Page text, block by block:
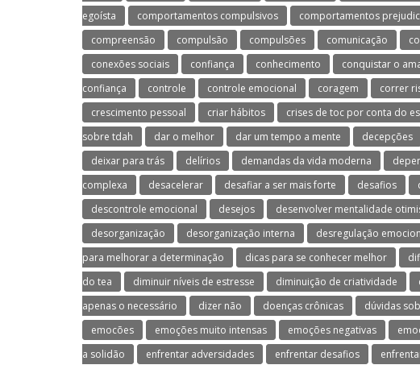
egoísta
comportamentos compulsivos comportamentos
compreensão
compulsão compulsões comunicação
conexões sociais
confiança conhecimento conquistar o
confiança
controle controle emocional coragem correr
crescimento pessoal
criar hábitos crises de toc por conta do
sobre tdah
dar o melhor dar um tempo a mente decepções
deixar para trás
delírios demandas da vida moderna
complexa
desacelerar desafiar a ser mais forte desafios
descontrole emocional
desejos desenvolver mentalidade
desorganização
desorganização interna desregulação
para melhorar a determinação
dicas para se conhecer melhor
do tea
diminuir níveis de estresse diminuição de criatividade
apenas o necessário
dizer não doenças crônicas dúvidas
emocões
emoções muito intensas emoções negativas
a solidão
enfrentar adversidades enfrentar desafios